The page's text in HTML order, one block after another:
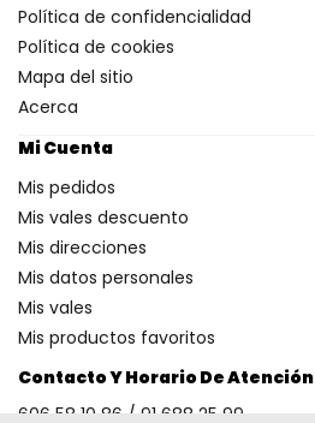
Contacto Y Horario De Atención
606 58 10 86 / 91 688 25 99
Política de confidencialidad
Política de cookies
Mapa del sitio
Acerca
Mi Cuenta
Mis pedidos
Mis vales descuento
Mis direcciones
Mis datos personales
Mis vales
Mis productos favoritos